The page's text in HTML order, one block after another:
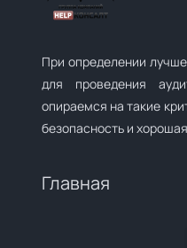
При определении
для проведения
опираемся на такие
безопасность и
Главная